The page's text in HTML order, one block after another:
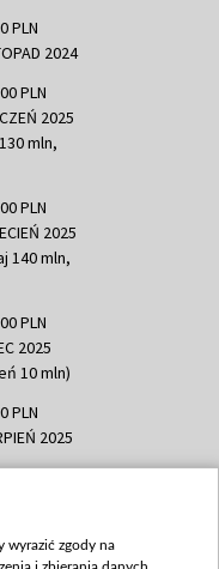
PLN
2024
PLN
2025
mln,
PLN
2025
140 mln,
PLN
2025
10 mln)
PLN
2025
PLN
350
wyrazić zgody na